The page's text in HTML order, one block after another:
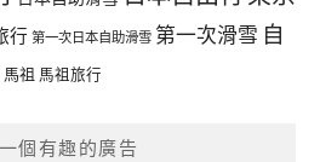
行 第一次日本自助滑雪 第一次滑雪 自
馬祖 馬祖旅行
個有趣的廣告